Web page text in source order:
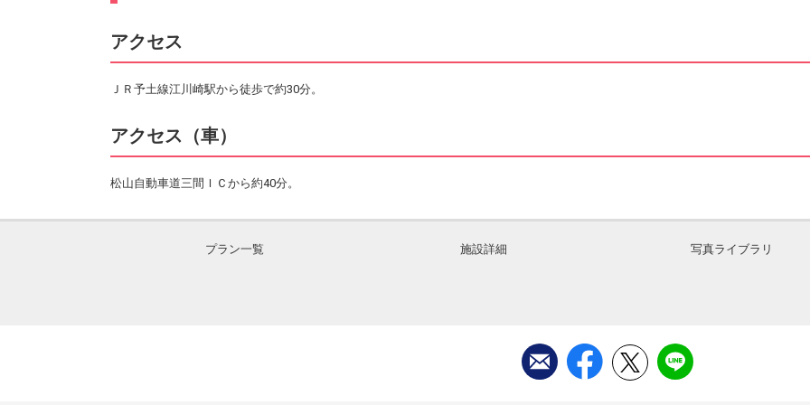
アクセス
ＪＲ予土線江川崎駅から徒歩で約30分。
アクセス（車）
松山自動車道三間ＩＣから約40分。
プラン一覧 施設詳細 写真ライブラリ